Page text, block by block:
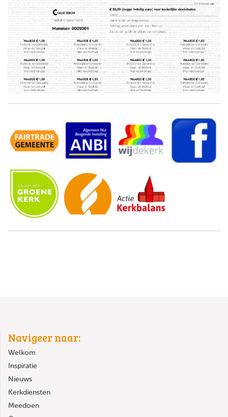
Navigeer naar:
Welkom
Inspiratie
Nieuws
Kerkdiensten
Meedoen